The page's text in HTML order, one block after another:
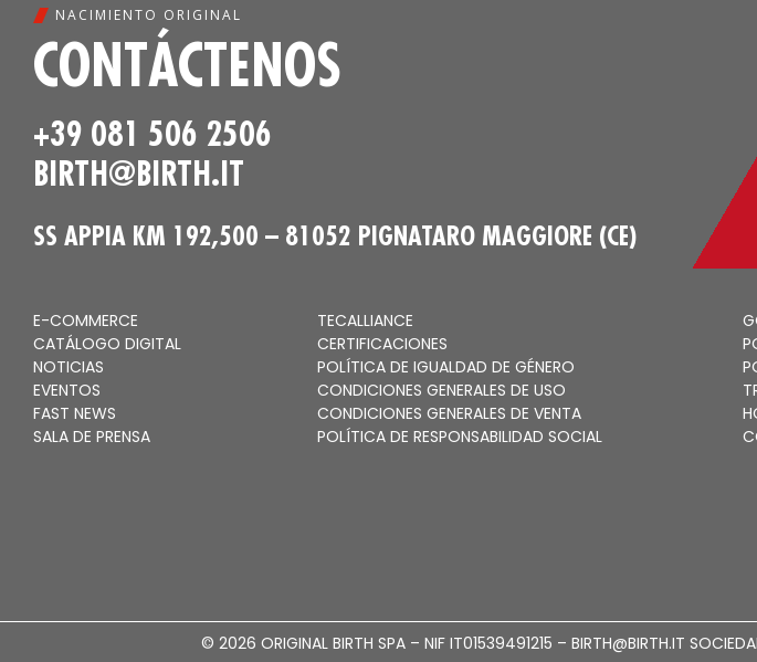
NACIMIENTO ORIGINAL
CONTÁCTENOS
+39 081 506 2506
BIRTH@BIRTH.IT
SS APPIA KM 192,500 – 81052 PIGNATARO MAGGIORE (CE)
E-COMMERCE
CATÁLOGO DIGITAL
NOTICIAS
EVENTOS
FAST NEWS
SALA DE PRENSA
TECALLIANCE
CERTIFICACIONES
POLÍTICA DE IGUALDAD DE GÉNERO
CONDICIONES GENERALES DE USO
CONDICIONES GENERALES DE VENTA
POLÍTICA DE RESPONSABILIDAD SOCIAL
© 2026 ORIGINAL BIRTH SPA – NIF IT01539491215 – BIRTH@BIRTH.IT